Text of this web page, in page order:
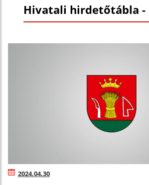
Hivatali hirdetőtábla -
2024.04.30